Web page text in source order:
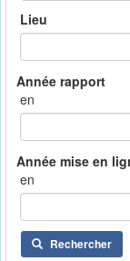
Lieu
en
en
Rechercher